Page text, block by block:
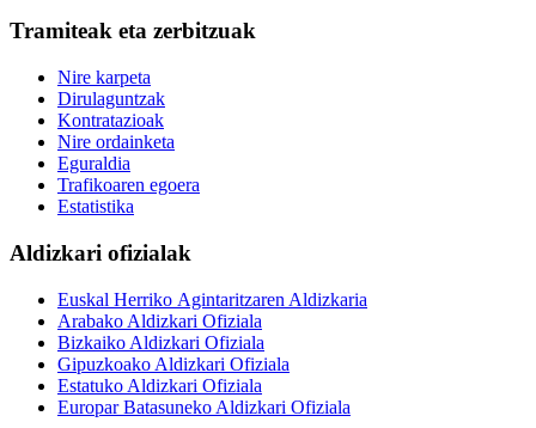
Tramiteak eta zerbitzuak
Nire karpeta
Dirulaguntzak
Kontratazioak
Nire ordainketa
Eguraldia
Trafikoaren egoera
Estatistika
Aldizkari ofizialak
Euskal Herriko Agintaritzaren Aldizkaria
Arabako Aldizkari Ofiziala
Bizkaiko Aldizkari Ofiziala
Gipuzkoako Aldizkari Ofiziala
Estatuko Aldizkari Ofiziala
Europar Batasuneko Aldizkari Ofiziala